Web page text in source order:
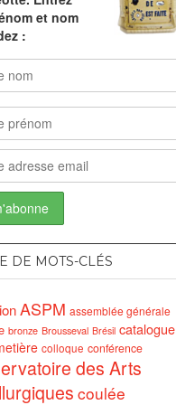
et nom
:
DE MOTS-CLÉS
ASPM assemblée générale
bronze Brousseval Brésil catalogue
colloque conférence
des Arts
coulée